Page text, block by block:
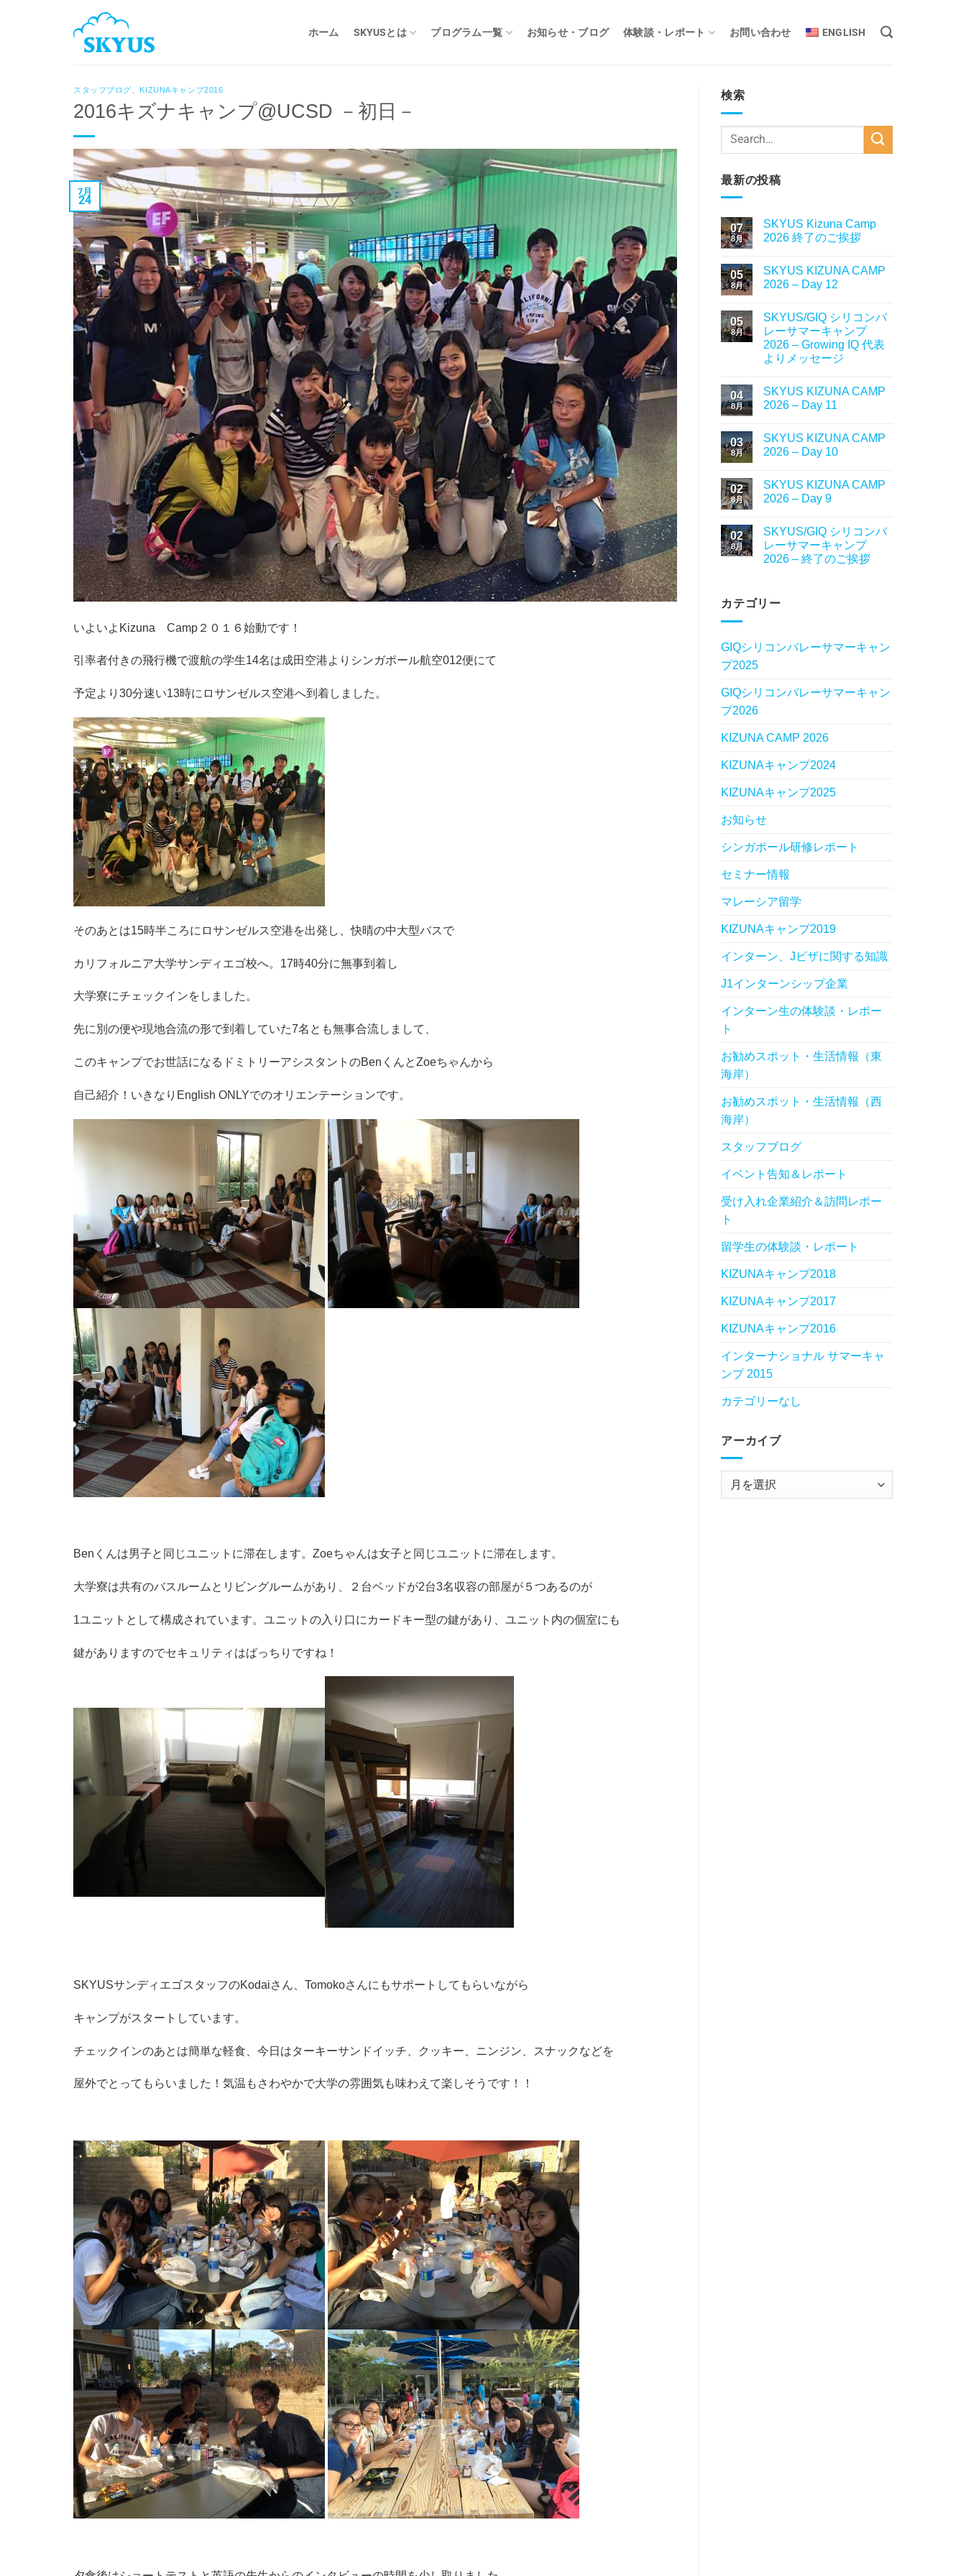
ホーム SKYUSとは プログラム一覧 お知らせ・ブログ 体験談・レポート お問い合わせ ENGLISH
スタッフブログ KIZUNAキャンプ2016
2016キズナキャンプ@UCSD －初日－
7月
24
いよいよKizuna Camp２０１６始動です！
引率者付きの飛行機で渡航の学生14名は成田空港よりシンガポール航空012便にて
予定より30分速い13時にロサンゼルス空港へ到着しました。
そのあとは15時半ころにロサンゼルス空港を出発し、快晴の中大型バスで
カリフォルニア大学サンディエゴ校へ。17時40分に無事到着し
大学寮にチェックインをしました。
先に別の便や現地合流の形で到着していた7名とも無事合流しまして、
このキャンプでお世話になるドミトリーアシスタントのBenくんとZoeちゃんから
自己紹介！いきなりEnglish ONLYでのオリエンテーションです。
Benくんは男子と同じユニットに滞在します。Zoeちゃんは女子と同じユニットに滞在します。
大学寮は共有のバスルームとリビングルームがあり、２台ベッドが2台3名収容の部屋が５つあるのが
1ユニットとして構成されています。ユニットの入り口にカードキー型の鍵があり、ユニット内の個室にも
鍵がありますのでセキュリティはばっちりですね！
SKYUSサンディエゴスタッフのKodaiさん、Tomokoさんにもサポートしてもらいながら
キャンプがスタートしています。
チェックインのあとは簡単な軽食、今日はターキーサンドイッチ、クッキー、ニンジン、スナックなどを
屋外でとってもらいました！気温もさわやかで大学の雰囲気も味わえて楽しそうです！！
検索
最新の投稿
07
8月
SKYUS Kizuna Camp
2026 終了のご挨拶
05
8月
SKYUS KIZUNA CAMP
2026 – Day 12
05
8月
SKYUS/GIQ シリコンバ
レーサマーキャンプ
2026 – Growing IQ 代表
よりメッセージ
04
8月
SKYUS KIZUNA CAMP
2026 – Day 11
03
8月
SKYUS KIZUNA CAMP
2026 – Day 10
02
8月
SKYUS KIZUNA CAMP
2026 – Day 9
02
8月
SKYUS/GIQ シリコンバ
レーサマーキャンプ
2026 – 終了のご挨拶
カテゴリー
GIQシリコンバレーサマーキャン
プ2025
GIQシリコンバレーサマーキャン
プ2026
KIZUNA CAMP 2026
KIZUNAキャンプ2024
KIZUNAキャンプ2025
お知らせ
シンガポール研修レポート
セミナー情報
マレーシア留学
KIZUNAキャンプ2019
インターン、Jビザに関する知識
J1インターンシップ企業
インターン生の体験談・レポー
ト
お勧めスポット・生活情報（東
海岸）
お勧めスポット・生活情報（西
海岸）
スタッフブログ
イベント告知＆レポート
受け入れ企業紹介＆訪問レポー
ト
留学生の体験談・レポート
KIZUNAキャンプ2018
KIZUNAキャンプ2017
KIZUNAキャンプ2016
インターナショナル サマーキャ
ンプ 2015
カテゴリーなし
アーカイブ